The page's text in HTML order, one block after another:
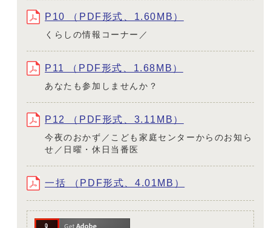
P10 （PDF形式、1.60MB）
くらしの情報コーナー／
P11 （PDF形式、1.68MB）
あなたも参加しませんか？
P12 （PDF形式、3.11MB）
今夜のおかず／こども家庭センターからのお知ら
せ／日曜・休日当番医
一括 （PDF形式、4.01MB）